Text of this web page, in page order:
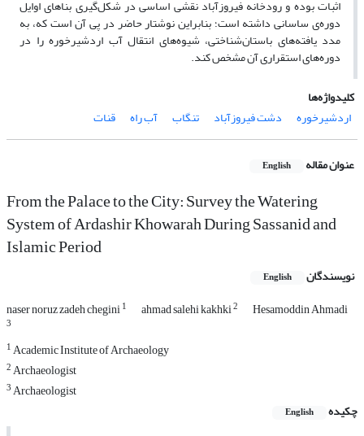
اثبات بوده و رودخانه فیروزآباد نقشی اساسی در شکل‌گیری بناهای اوایل
دوره‌ی ساسانی داشته است؛ بنابراین نوشتار حاضر در پی آن است که، به
مدد یافته‌های باستان‌شناختی، شیوه‌های انتقال آب اردشیرخوره را در
دوره‌های استقراری آن مشخص کند.
کلیدواژه‌ها
اردشیرخوره
دشت فیروزآباد تنگاب آب راه قنات
عنوان مقاله English
From the Palace to the City: Survey the Watering
System of Ardashir Khowarah During Sassanid and
Islamic Period
نویسندگان English
naser noruz zadeh chegini1 ahmad salehi kakhki2 Hesamoddin Ahmadi
3
1Academic Institute of Archaeology
2Archaeologist
3Archaeologist
چکیده
English